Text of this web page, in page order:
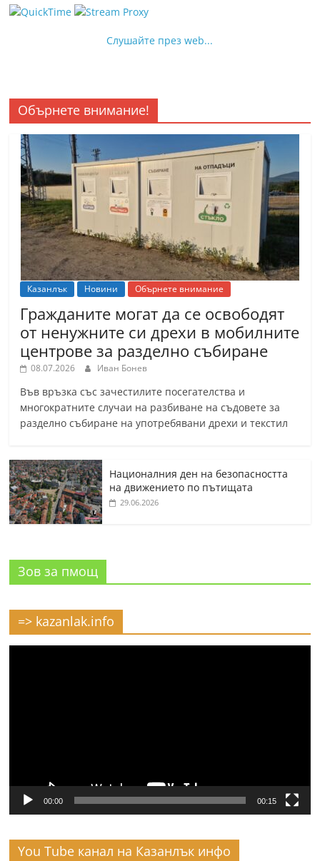
Слушайте през web...
Обърнете внимание!
Казанлък Новини Обърнете внимание
Гражданите могат да се освободят
от ненужните си дрехи в мобилните
центрове за разделно събиране
08.07.2026 Иван Бонев
Във връзка със зачестилите посегателства и
многократните случаи на разбиване на съдовете за
разделно събиране на употребявани дрехи и текстил
Националния ден на безопасността
на движението по пътищата
29.06.2026
Зов за пмощ
=> kazanlak.info
00:00 00:15
You Tube канал на Казанлък инфо